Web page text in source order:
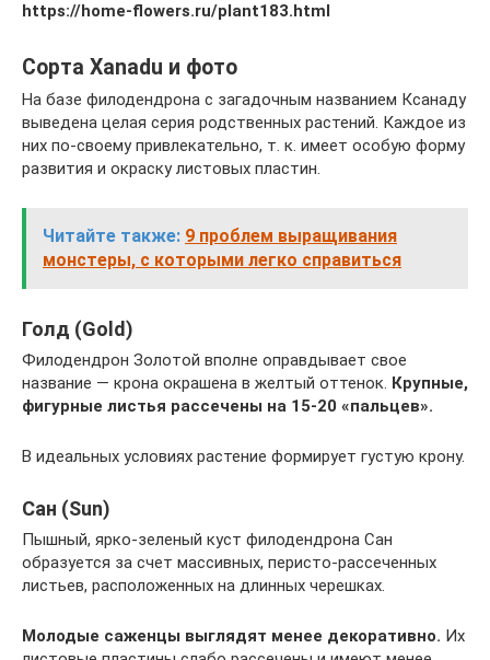
https://home-flowers.ru/plant183.html
Сорта Xanadu и фото
На базе филодендрона с загадочным названием Ксанаду
выведена целая серия родственных растений. Каждое из
них по-своему привлекательно, т. к. имеет особую форму
развития и окраску листовых пластин.
Читайте также: 9 проблем выращивания
монстеры, с которыми легко справиться
Голд (Gold)
Филодендрон Золотой вполне оправдывает свое
название — крона окрашена в желтый оттенок. Крупные,
фигурные листья рассечены на 15-20 «пальцев».
В идеальных условиях растение формирует густую крону.
Сан (Sun)
Пышный, ярко-зеленый куст филодендрона Сан
образуется за счет массивных, перисто-рассеченных
листьев, расположенных на длинных черешках.
Молодые саженцы выглядят менее декоративно. Их